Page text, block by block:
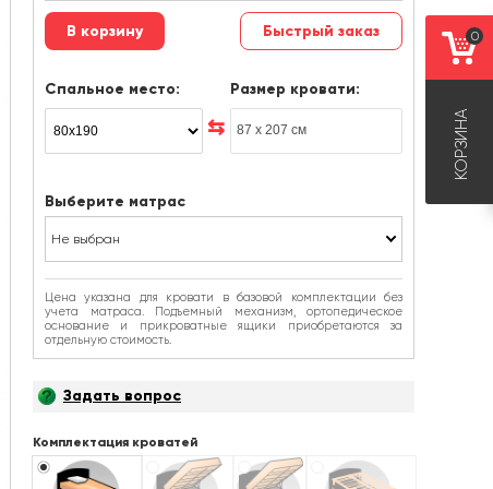
Быстрый заказ
Спальное место: Размер кровати:
Выберите матрас
Не выбран
Цена указана для кровати в базовой комплектации без
учета матраса. Подъемный механизм, ортопедическое
основание и прикроватные ящики приобретаются за
отдельную стоимость.
Задать вопрос
Комплектация кроватей
0
КОРЗИНА